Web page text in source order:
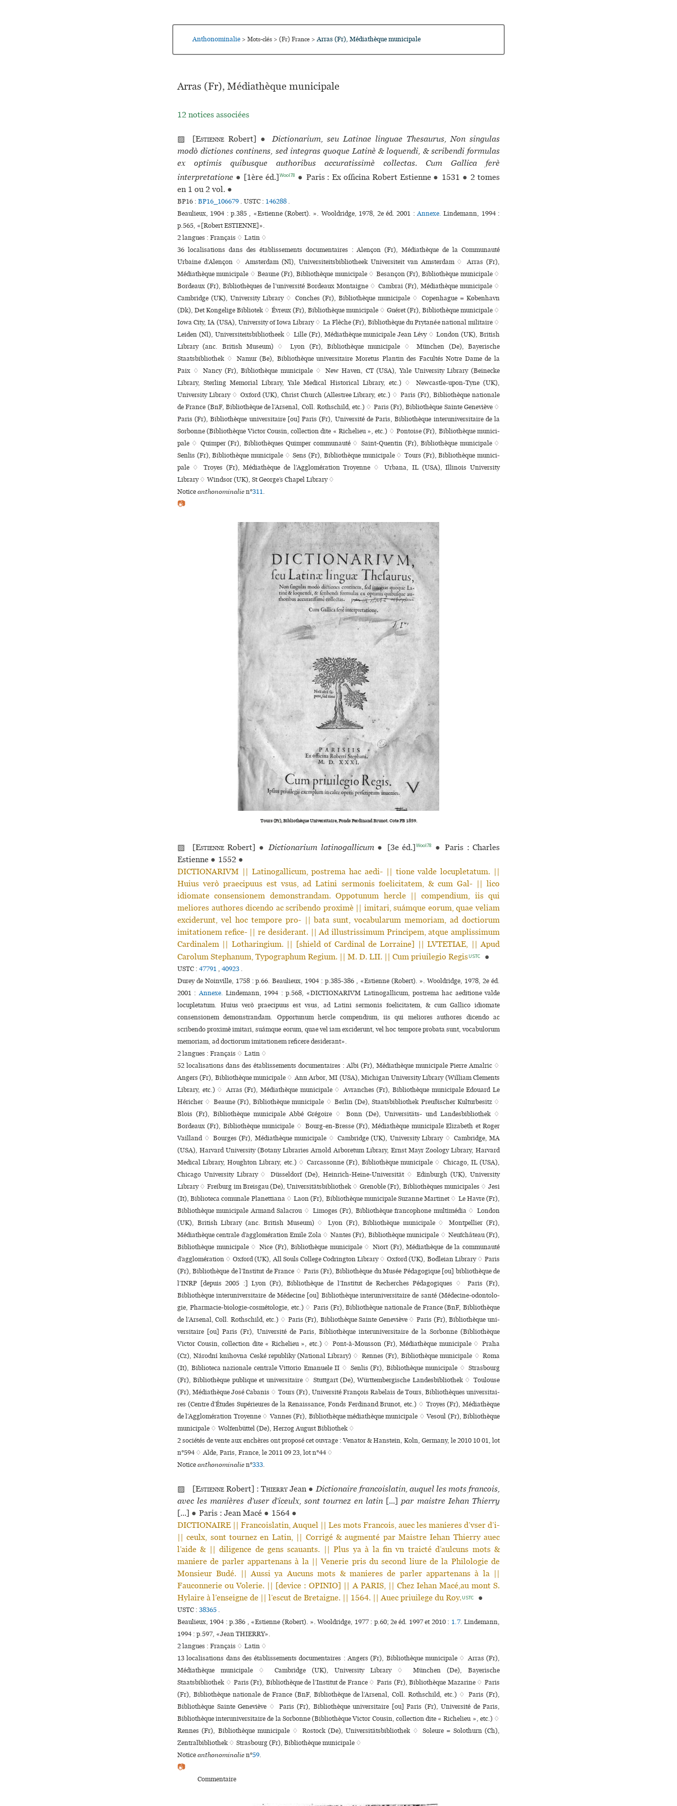
Anthonominalie > Mots-clés > (Fr) France > Arras (Fr), Médiathèque muni­ci­pale
Arras (Fr), Médiathèque muni­ci­pale
12 notices associées
▨ [Estienne Robert] ●
Dictionarium, seu Latinae linguae Thesaurus, Non singulas
modò dictiones continens, sed integras quoque Latinè & loquendi, & scribendi formulas
ex optimis quibusque authoribus accuratissimè collectas. Cum Gallica ferè
interpretatione ● [1ère éd.]Wool78 ● Paris : Ex officina Robert Estienne ● 1531 ● 2 tomes
en 1 ou 2 vol. ●
BP16 : BP16_106679 . USTC : 146288 .
Beaulieux, 1904 : p.385 , «Estienne (Robert). ». Wooldridge, 1978, 2e éd. 2001 :Annexe. Lindemann, 1994 :
p.565, «[Robert ESTIENNE]».
2 langues : Français ♢ Latin ♢
36 localisations dans des établissements documentaires : Alençon (Fr), Médiathèque de la Communauté
Urbaine d’Alençon ♢ Amsterdam (Nl), Universiteitsbibliotheek Universiteit van Amsterdam ♢ Arras (Fr),
Médiathèque muni­ci­pale ♢ Beaune (Fr), Bibliothèque muni­ci­pale ♢ Besançon (Fr), Bibliothèque muni­ci­pale ♢
Bordeaux (Fr), Bibliothèques de l’université Bordeaux Montaigne ♢ Cambrai (Fr), Médiathèque muni­ci­pale ♢
Cambridge (UK), University Library ♢ Conches (Fr), Bibliothèque muni­ci­pale ♢ Copenhague = København
(Dk), Det Kongelige Bibliotek ♢ Évreux (Fr), Bibliothèque muni­ci­pale ♢ Guéret (Fr), Bibliothèque muni­ci­pale ♢
Iowa City, IA (USA), University of Iowa Library ♢ La Flèche (Fr), Bibliothèque du Prytanée national mili­taire ♢
Leiden (Nl), Universiteitsbibliotheek ♢ Lille (Fr), Médiathèque muni­ci­pale Jean Lévy ♢ London (UK), British
Library (anc. British Museum) ♢ Lyon (Fr), Bibliothèque muni­ci­pale ♢ München (De), Bayerische
Staatsbibliothek ♢ Namur (Be), Bibliothèque uni­ver­si­taire Moretus Plantin des Facultés Notre Dame de la
Paix ♢ Nancy (Fr), Bibliothèque muni­ci­pale ♢ New Haven, CT (USA), Yale University Library (Beinecke
Library, Sterling Memorial Library, Yale Medical Historical Library, etc.) ♢ Newcastle-upon-Tyne (UK),
University Library ♢ Oxford (UK), Christ Church (Allestree Library, etc.) ♢ Paris (Fr), Bibliothèque nationale
de France (BnF, Bibliothèque de l’Arsenal, Coll. Rothschild, etc.) ♢ Paris (Fr), Bibliothèque Sainte Geneviève ♢
Paris (Fr), Bibliothèque uni­ver­si­taire [ou] Paris (Fr), Université de Paris, Bibliothèque inte­ru­ni­ver­si­taire de la
Sorbonne (Bibliothèque Victor Cousin, collection dite « Richelieu », etc.) ♢ Pontoise (Fr), Bibliothèque muni­ci­
pale ♢ Quimper (Fr), Bibliothèques Quimper communauté ♢ Saint-Quentin (Fr), Bibliothèque muni­ci­pale ♢
Senlis (Fr), Bibliothèque muni­ci­pale ♢ Sens (Fr), Bibliothèque muni­ci­pale ♢ Tours (Fr), Bibliothèque muni­ci­
pale ♢ Troyes (Fr), Médiathèque de l’Agglomération Troyenne ♢ Urbana, IL (USA), Illinois University
Library ♢ Windsor (UK), St George’s Chapel Library ♢
Noticeanthonominalien°311.
📷
Tours (Fr), Bibliothèque Universitaire, Fonds Ferdinand Brunot. Cote FB 1859.
▨ [Estienne Robert] ● Dictionarium latinogallicum ● [3e éd.] Wool78 ● Paris : Charles
Estienne ● 1552 ●
DICTIONARIVM || Latinogallicum, postrema hac aedi- || tione valde locupletatum. ||
Huius verò praecipuus est vsus, ad Latini sermonis foelicitatem, & cum Gal- || lico
idiomate consensionem demonstrandam. Oppotunum hercle || compendium, iis qui
meliores authores dicendo ac scribendo proximè || imitari, suámque eorum, quae veliam
exciderunt, vel hoc tempore pro- || bata sunt, vocabularum memoriam, ad doctiorum
imitationem refice- || re desiderant. || Ad illustrissimum Principem, atque amplissimum
Cardinalem || Lotharingium. || [shield of Cardinal de Lorraine] || LVTETIAE, || Apud
Carolum Stephanum, Typographum Regium. || M. D. LII. || Cum priuilegio RegisUSTC ●
USTC : 47791 , 40923 .
Durey de Noinville, 1758 : p.66. Beaulieux, 1904 : p.385-386 , «Estienne (Robert). ». Wooldridge, 1978, 2e éd.
2001 :Annexe. Lindemann, 1994 : p.568, «DICTIONARIVM Latinogallicum, postrema hac aeditione valde
locupletatum. Huius verò praecipuus est vsus, ad Latini sermonis foelicitatem, & cum Gallico idiomate
consensionem demonstrandam. Opportunum hercle compendium, iis qui meliores authores dicendo ac
scribendo proximè imitari, suámque eorum, quae vel iam exciderunt, vel hoc tempore probata sunt, vocabulorum
memoriam, ad doctiorum imitationem reficere desiderant».
2 langues : Français ♢ Latin ♢
52 localisations dans des établissements documentaires : Albi (Fr), Médiathèque municipale Pierre Amalric ♢
Angers (Fr), Bibliothèque muni­ci­pale ♢ Ann Arbor, MI (USA), Michigan University Library (William Clements
Library, etc.) ♢ Arras (Fr), Médiathèque muni­ci­pale ♢ Avranches (Fr), Bibliothèque muni­ci­pale Edouard Le
Héricher ♢ Beaune (Fr), Bibliothèque muni­ci­pale ♢ Berlin (De), Staatsbibliothek Preußischer Kulturbesitz ♢
Blois (Fr), Bibliothèque muni­ci­pale Abbé Grégoire ♢ Bonn (De), Universitäts- und Landesbibliothek ♢
Bordeaux (Fr), Bibliothèque muni­ci­pale ♢ Bourg-en-Bresse (Fr), Médiathèque muni­ci­pale Elizabeth et Roger
Vailland ♢ Bourges (Fr), Médiathèque muni­ci­pale ♢ Cambridge (UK), University Library ♢ Cambridge, MA
(USA), Harvard University (Botany Libraries Arnold Arboretum Library, Ernst Mayr Zoology Library, Harvard
Medical Library, Houghton Library, etc.) ♢ Carcassonne (Fr), Bibliothèque muni­ci­pale ♢ Chicago, IL (USA),
Chicago University Library ♢ Düsseldorf (De), Heinrich-Heine-Universität ♢ Edinburgh (UK), University
Library ♢ Freiburg im Breisgau (De), Universitätsbibliothek ♢ Grenoble (Fr), Bibliothèques muni­ci­pa­les ♢ Jesi
(It), Biblioteca comu­nale Planettiana ♢ Laon (Fr), Bibliothèque muni­ci­pale Suzanne Martinet ♢ Le Havre (Fr),
Bibliothèque muni­ci­pale Armand Salacrou ♢ Limoges (Fr), Bibliothèque fran­co­phone mul­ti­mé­dia ♢ London
(UK), British Library (anc. British Museum) ♢ Lyon (Fr), Bibliothèque muni­ci­pale ♢ Montpellier (Fr),
Médiathèque cen­trale d’agglo­mé­ra­tion Emile Zola ♢ Nantes (Fr), Bibliothèque muni­ci­pale ♢ Neufchâteau (Fr),
Bibliothèque municipale ♢ Nice (Fr), Bibliothèque municipale ♢ Niort (Fr), Médiathèque de la com­mu­nauté
d’agglo­mé­ra­tion ♢ Oxford (UK), All Souls College Codrington Library ♢ Oxford (UK), Bodleian Library ♢ Paris
(Fr), Bibliothèque de l’Institut de France ♢ Paris (Fr), Bibliothèque du Musée Pédagogique [ou] biblio­thè­que de
l’INRP [depuis 2005 :] Lyon (Fr), Bibliothèque de l’Institut de Recherches Pédagogiques ♢ Paris (Fr),
Bibliothèque inte­ru­ni­ver­si­taire de Médecine [ou] Bibliothèque inte­ru­ni­ver­si­taire de santé (Médecine-odon­to­lo­
gie, Pharmacie-bio­lo­gie-cos­mé­to­lo­gie, etc.) ♢ Paris (Fr), Bibliothèque nationale de France (BnF, Bibliothèque
de l’Arsenal, Coll. Rothschild, etc.) ♢ Paris (Fr), Bibliothèque Sainte Geneviève ♢ Paris (Fr), Bibliothèque uni­
ver­si­taire [ou] Paris (Fr), Université de Paris, Bibliothèque inte­ru­ni­ver­si­taire de la Sorbonne (Bibliothèque
Victor Cousin, collection dite « Richelieu », etc.) ♢ Pont-à-Mousson (Fr), Médiathèque muni­ci­pale ♢ Praha
(Cz), Národní kni­hovna Ceské repu­bliky (National Library) ♢ Rennes (Fr), Bibliothèque muni­ci­pale ♢ Roma
(It), Biblioteca nazio­nale cen­trale Vittorio Emanuele II ♢ Senlis (Fr), Bibliothèque muni­ci­pale ♢ Strasbourg
(Fr), Bibliothèque publi­que et uni­ver­si­taire ♢ Stuttgart (De), Württembergische Landesbibliothek ♢ Toulouse
(Fr), Médiathèque José Cabanis ♢ Tours (Fr), Université François Rabelais de Tours, Bibliothèques uni­ver­si­tai­
res (Centre d’Études Supérieures de la Renaissance, Fonds Ferdinand Brunot, etc.) ♢ Troyes (Fr), Médiathèque
de l’Agglomération Troyenne ♢ Vannes (Fr), Bibliothèque média­thè­que muni­ci­pale ♢ Vesoul (Fr), Bibliothèque
muni­ci­pale ♢ Wolfenbüttel (De), Herzog August Bibliothek ♢
2 sociétés de vente aux enchères ont proposé cet ouvrage : Venator & Hanstein, Koln, Germany, le 2010 10 01, lot
n°594 ♢ Alde, Paris, France, le 2011 09 23, lot n°44 ♢
Noticeanthonominalien°333.
▨ [Estienne Robert] : Thierry Jean ● Dictionaire francoislatin, auquel les mots francois,
avec les manières d’user d’iceulx, sont tournez en latin[...]par maistre Iehan Thierry
[...] ● Paris : Jean Macé ● 1564 ●
DICTIONAIRE || Francoislatin, Auquel || Les mots Francois, auec les manieres d’vser d’i-
|| ceulx, sont tournez en Latin, || Corrigé & augmenté par Maistre Iehan Thierry auec
l’aide & || diligence de gens scauants. || Plus ya à la fin vn traicté d’aulcuns mots &
maniere de parler appartenans à la || Venerie pris du second liure de la Philologie de
Monsieur Budé. || Aussi ya Aucuns mots & manieres de parler appartenans à la ||
Fauconnerie ou Volerie. || [device : OPINIO] || A PARIS, || Chez Iehan Macé,au mont S.
Hylaire à l’enseigne de || l’escut de Bretaigne. || 1564. || Auec priuilege du Roy.USTC ●
USTC : 38365 .
Beaulieux, 1904 : p.386 , «Estienne (Robert). ». Wooldridge, 1977 : p.60; 2e éd. 1997 et 2010 : 1.7. Lindemann,
1994 : p.597, «Jean THIERRY».
2 langues : Français ♢ Latin ♢
13 localisations dans des établissements documentaires : Angers (Fr), Bibliothèque muni­ci­pale ♢ Arras (Fr),
Médiathèque muni­ci­pale ♢ Cambridge (UK), University Library ♢ München (De), Bayerische
Staatsbibliothek ♢ Paris (Fr), Bibliothèque de l’Institut de France ♢ Paris (Fr), Bibliothèque Mazarine ♢ Paris
(Fr), Bibliothèque nationale de France (BnF, Bibliothèque de l’Arsenal, Coll. Rothschild, etc.) ♢ Paris (Fr),
Bibliothèque Sainte Geneviève ♢ Paris (Fr), Bibliothèque uni­ver­si­taire [ou] Paris (Fr), Université de Paris,
Bibliothèque inte­ru­ni­ver­si­taire de la Sorbonne (Bibliothèque Victor Cousin, collection dite « Richelieu », etc.) ♢
Rennes (Fr), Bibliothèque muni­ci­pale ♢ Rostock (De), Universitätsbibliothek ♢ Soleure = Solothurn (Ch),
Zentralbibliothek ♢ Strasbourg (Fr), Bibliothèque muni­ci­pale ♢
Noticeanthonominalien°59.
📷
Commentaire